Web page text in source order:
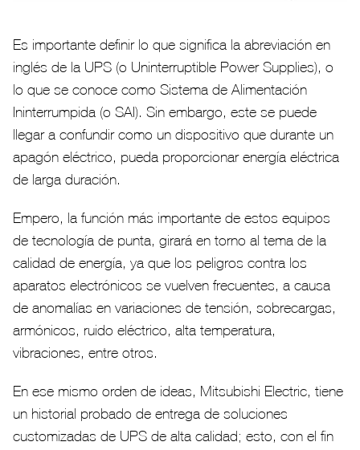
Es importante definir lo que significa la abreviación en
inglés de la UPS (o Uninterruptible Power Supplies), o
lo que se conoce como Sistema de Alimentación
Ininterrumpida (o SAI). Sin embargo, este se puede
llegar a confundir como un dispositivo que durante un
apagón eléctrico, pueda proporcionar energía eléctrica
de larga duración.
Empero, la función más importante de estos equipos
de tecnología de punta, girará en torno al tema de la
calidad de energía, ya que los peligros contra los
aparatos electrónicos se vuelven frecuentes, a causa
de anomalías en variaciones de tensión, sobrecargas,
armónicos, ruido eléctrico, alta temperatura,
vibraciones, entre otros.
En ese mismo orden de ideas, Mitsubishi Electric, tiene
un historial probado de entrega de soluciones
customizadas de UPS de alta calidad; esto, con el fin